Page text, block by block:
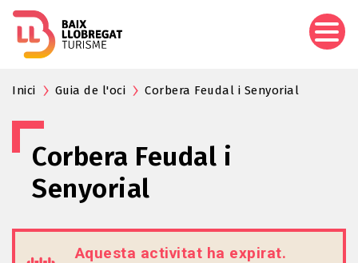
Inici Guia de l'oci Corbera Feudal i Senyorial
Corbera Feudal i
Senyorial
Aquesta activitat ha expirat.